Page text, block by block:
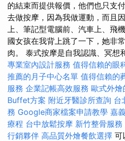
的結束而提供報價，他們也只支
去做按摩，因為我做運動，而且
上、筆記型電腦前、汽車上、飛
國女孩在我背上跳了一下，她非
肉。 泰式按摩是自我認識、冥想
專業室內設計服務 值得信賴的眼
推薦的月子中心名單 值得信賴的
服務 企業記帳高效服務 歐式外燴
Buffet方案 附近牙醫診所查詢 台
務 Google商家檔案申請教學 嘉
療程 台中放鬆按摩 新竹整骨服務
行銷夥伴 高品質外燴餐飲選擇 可